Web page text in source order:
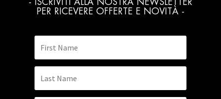
PER RICEVERE OFFERTE E NOVITÀ -